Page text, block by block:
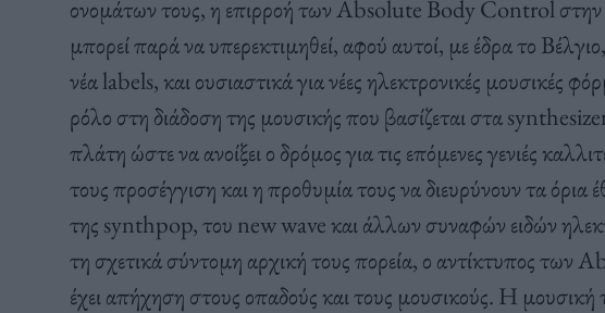
ονομάτων τους, η επιρροή των Absolute Body Control στην
μπορεί παρά να υπερεκτιμηθεί, αφού αυτοί, με έδρα το
νέα labels, και ουσιαστικά για νέες ηλεκτρονικές μουσικές
ρόλο στη διάδοση της μουσικής που βασίζεται στα
πλάτη ώστε να ανοίξει ο δρόμος για τις επόμενες γενιές
τους προσέγγιση και η προθυμία τους να διευρύνουν τα όρια
της synthpop, του new wave και άλλων συναφών ειδών
τη σχετικά σύντομη αρχική τους πορεία, ο αντίκτυπος των
έχει απήχηση στους οπαδούς και τους μουσικούς. Η μουσική